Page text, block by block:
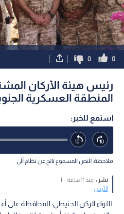
0
0
رئيس هيئة الأركان
المنطقة العسكرية
استمع للخبر:
ملاحظة: النص المسموع ناتج عن نظام آلي
نشر : منذ 11 ساعة
|
الأردن
اللواء الركن الحنيطي: المحافظة على